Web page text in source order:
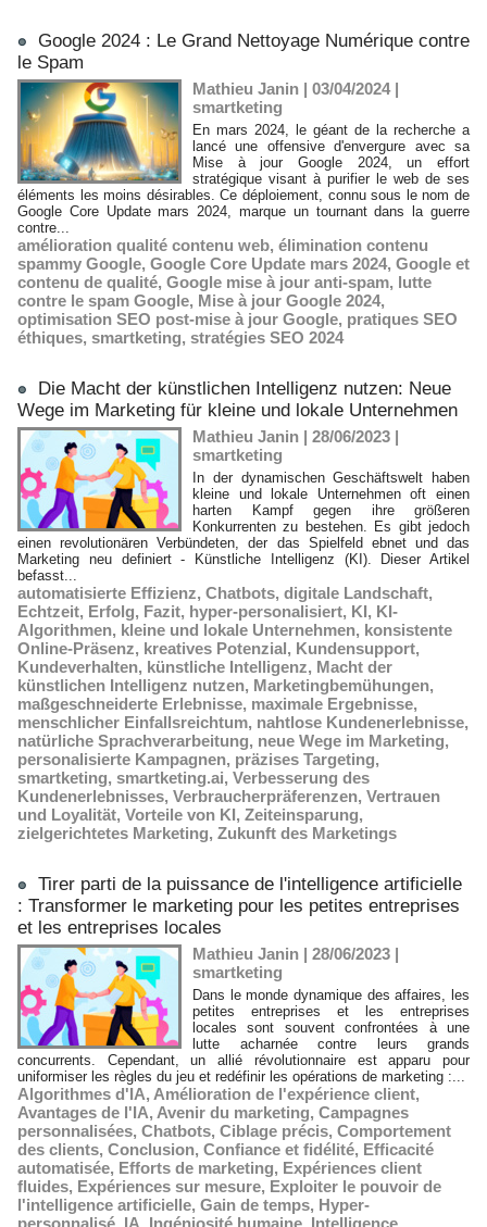
Google 2024 : Le Grand Nettoyage Numérique contre
le Spam
Mathieu Janin | 03/04/2024|
smartketing
En mars 2024, le géant de la recherche a
lancé une offensive d'envergure avec sa
Mise à jour Google 2024, un effort
stratégique visant à purifier le web de ses
éléments les moins désirables. Ce déploiement, connu sous le nom de
Google Core Update mars 2024, marque un tournant dans la guerre
contre...
amélioration qualité contenu web, élimination contenu
spammy Google, Google Core Update mars 2024, Google et
contenu de qualité, Google mise à jour anti-spam, lutte
contre le spam Google, Mise à jour Google 2024,
optimisation SEO post-mise à jour Google, pratiques SEO
éthiques, smartketing, stratégies SEO 2024
Die Macht der künstlichen Intelligenz nutzen: Neue
Wege im Marketing für kleine und lokale Unternehmen
Mathieu Janin | 28/06/2023 |
smartketing
In der dynamischen Geschäftswelt haben
kleine und lokale Unternehmen oft einen
harten Kampf gegen ihre größeren
Konkurrenten zu bestehen. Es gibt jedoch
einen revolutionären Verbündeten, der das Spielfeld ebnet und das
Marketing neu definiert - Künstliche Intelligenz (KI). Dieser Artikel
befasst...
automatisierte Effizienz, Chatbots, digitale Landschaft,
Echtzeit, Erfolg, Fazit, hyper-personalisiert, KI, KI-
Algorithmen, kleine und lokale Unternehmen, konsistente
Online-Präsenz, kreatives Potenzial, Kundensupport,
Kundeverhalten, künstliche Intelligenz, Macht der
künstlichen Intelligenz nutzen, Marketingbemühungen,
maßgeschneiderte Erlebnisse, maximale Ergebnisse,
menschlicher Einfallsreichtum, nahtlose Kundenerlebnisse,
natürliche Sprachverarbeitung, neue Wege im Marketing,
personalisierte Kampagnen, präzises Targeting,
smartketing, smartketing.ai, Verbesserung des
Kundenerlebnisses, Verbraucherpräferenzen, Vertrauen
und Loyalität, Vorteile von KI, Zeiteinsparung,
zielgerichtetes Marketing, Zukunft des Marketings
Tirer parti de la puissance de l'intelligence artificielle
: Transformer le marketing pour les petites entreprises
et les entreprises locales
Mathieu Janin | 28/06/2023 |
smartketing
Dans le monde dynamique des affaires, les
petites entreprises et les entreprises
locales sont souvent confrontées à une
lutte acharnée contre leurs grands
concurrents. Cependant, un allié révolutionnaire est apparu pour
uniformiser les règles du jeu et redéfinir les opérations de marketing :...
Algorithmes d'IA, Amélioration de l'expérience client,
Avantages de l'IA, Avenir du marketing, Campagnes
personnalisées, Chatbots, Ciblage précis, Comportement
des clients, Conclusion, Confiance et fidélité, Efficacité
automatisée, Efforts de marketing, Expériences client
fluides, Expériences sur mesure, Exploiter le pouvoir de
l'intelligence artificielle, Gain de temps, Hyper-
personnalisé IA Ingéniosité humaine Intelligence